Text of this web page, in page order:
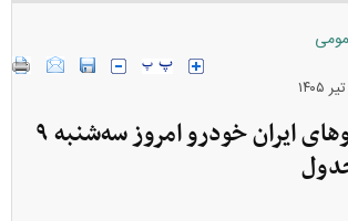
قیمت خودرو‌های ایران خودرو امروز سه‌شنبه ۹